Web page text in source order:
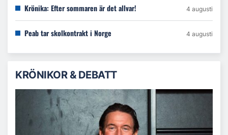
Krönika: Efter sommaren är det allvar! 4 augusti
Peab tar skolkontrakt i Norge 4 augusti
KRÖNIKOR & DEBATT